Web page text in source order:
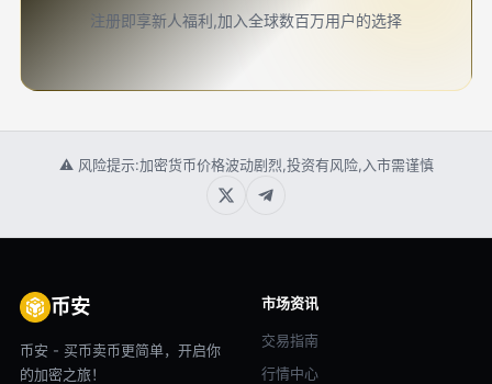
注册即享新人福利,加入全球数百万用户的选择
⚠ 风险提示:加密货币价格波动剧烈,投资有风险,入市需谨慎
币安
币安 - 买币卖币更简单，开启你
的加密之旅！
市场资讯
交易指南
行情中心